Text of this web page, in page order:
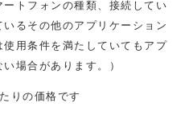
トフォンの種類、接続してい
るその他のアプリケーション
用条件を満たしていてもアプ
場合があります。）
りの価格です